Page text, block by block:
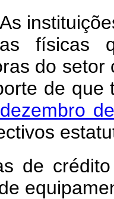
físicas
do setor
de que
de